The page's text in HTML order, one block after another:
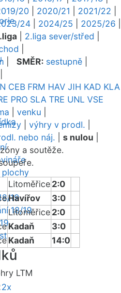
plochy
19
18/19
20 2020/21 2021/22
24 2024/25 2025/26
2.liga sever/střed
SMĚR: sestupně
CEB FRM HAV JIH KAD KLA
PRO SLA TRE UNL VSE
venku
výhry v prodl.
nebo náj. s nulou
a soutěže.
Litoměřice2:0
Havířov
3:0
Litoměřice2:0
Kadaň
3:0
Kadaň 14:0
LTM
2x